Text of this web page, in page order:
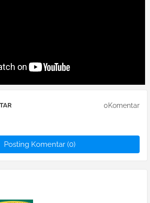
0Komentar
Posting Komentar (0)